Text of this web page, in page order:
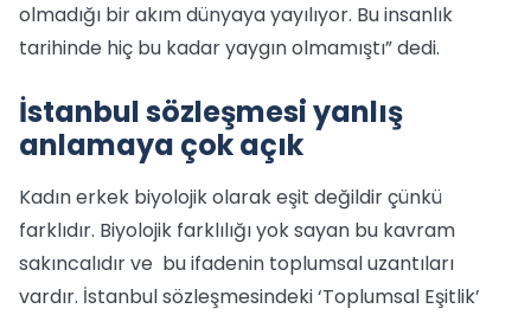
olmadığı bir akım dünyaya yayılıyor. Bu insanlık
tarihinde hiç bu kadar yaygın olmamıştı” dedi.
İstanbul sözleşmesi yanlış
anlamaya çok açık
Kadın erkek biyolojik olarak eşit değildir çünkü
farklıdır. Biyolojik farklılığı yok sayan bu kavram
sakıncalıdır ve bu ifadenin toplumsal uzantıları
vardır. İstanbul sözleşmesindeki ‘Toplumsal Eşitlik’